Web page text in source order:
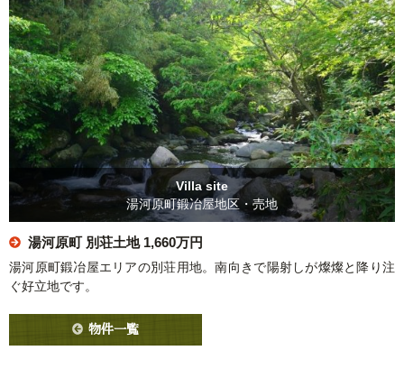
Villa site
湯河原町鍛冶屋地区・売地
湯河原町 別荘土地 1,660万円
湯河原町鍛冶屋エリアの別荘用地。南向きで陽射しが燦燦と降り注
ぐ好立地です。
物件一覧